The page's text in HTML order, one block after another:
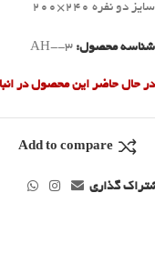
سایز دو نفره 240×200
شناسه محصول: AH--3
در حال حاضر این محصول در
Add to compare
گذاری